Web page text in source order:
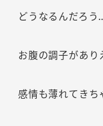
どうなるんだろ
お腹の調子があり
感情も薄れてきち